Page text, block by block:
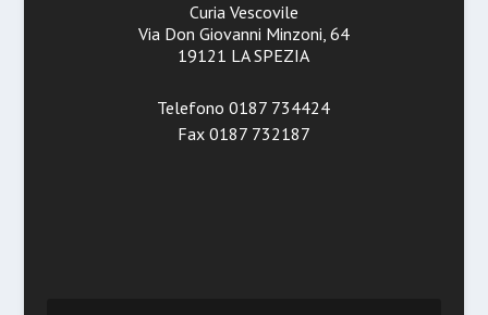
Curia Vescovile
Via Don Giovanni Minzoni, 64
19121 LA SPEZIA
Telefono 0187 734424
Fax 0187 732187